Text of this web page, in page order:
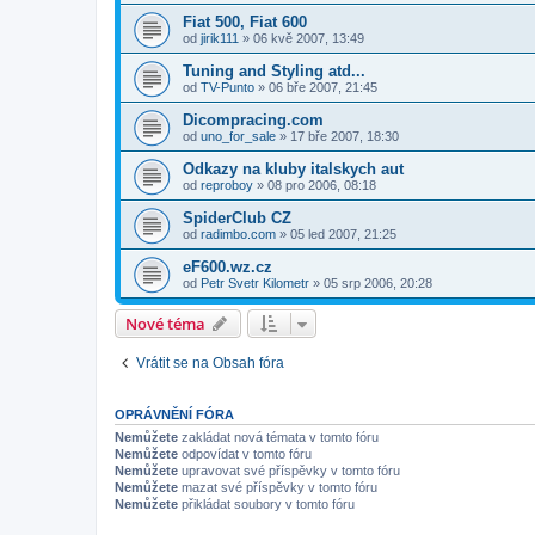
Fiat 500, Fiat 600
od jirik111 » 06 kvě 2007, 13:49
Tuning and Styling atd...
od TV-Punto » 06 bře 2007, 21:45
Dicompracing.com
od uno_for_sale » 17 bře 2007, 18:30
Odkazy na kluby italskych aut
od reproboy » 08 pro 2006, 08:18
SpiderClub CZ
od radimbo.com » 05 led 2007, 21:25
eF600.wz.cz
od Petr Svetr Kilometr » 05 srp 2006, 20:28
Nové téma
Vrátit se na Obsah fóra
OPRÁVNĚNÍ FÓRA
Nemůžete zakládat nová témata v tomto fóru
Nemůžete odpovídat v tomto fóru
Nemůžete upravovat své příspěvky v tomto fóru
Nemůžete mazat své příspěvky v tomto fóru
Nemůžete přikládat soubory v tomto fóru